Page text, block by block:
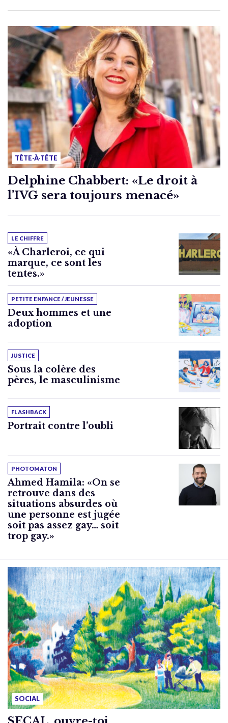
TÊTE-À-TÊTE
Delphine Chabbert: «Le droit à
l’IVG sera toujours menacé»
LE CHIFFRE
«À Charleroi, ce qui
marque, ce sont les
tentes.»
PETITE ENFANCE / JEUNESSE
Deux hommes et une
adoption
JUSTICE
Sous la colère des
pères, le masculinisme
FLASHBACK
Portrait contre l’oubli
PHOTOMATON
Ahmed Hamila: «On se
retrouve dans des
situations absurdes où
une personne est jugée
soit pas assez gay… soit
trop gay.»
SOCIAL